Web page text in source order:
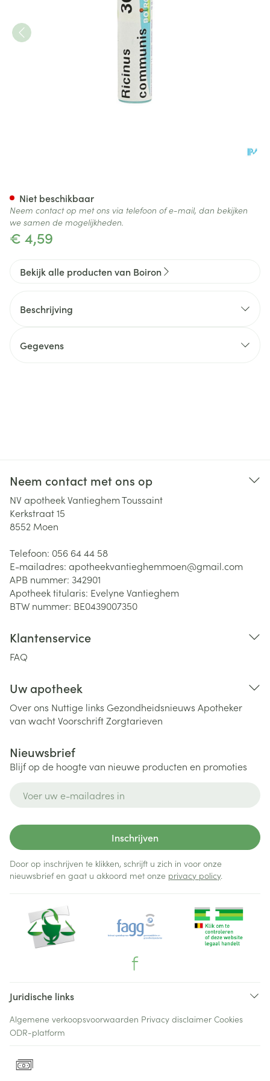
€ 4,59
Niet beschikbaar
Neem contact op met ons via telefoon of e-mail, dan bekijken
we samen de mogelijkheden.
Bekijk alle producten van Boiron
Beschrijving
Gegevens
Neem contact met ons op
NV apotheek Vantieghem Toussaint
Kerkstraat 15
8552 Moen
Telefoon: 056 64 44 58
E-mailadres: apotheekvantieghemmoen@gmail.com
APB nummer: 342901
Apotheek titularis: Evelyne Vantieghem
BTW nummer: BE0439007350
Klantenservice
FAQ
Uw apotheek
Over ons Nuttige links Gezondheidsnieuws Apotheker
van wachtVoorschriftZorgtarieven
Nieuwsbrief
Blijf op de hoogte van nieuwe producten en promoties
Inschrijven
Door op inschrijven te klikken, schrijft u zich in voor onze
nieuwsbrief en gaat u akkoord met onze privacy policy.
Juridische links
Algemene verkoopsvoorwaarden Privacy disclaimer Cookies
ODR-platform